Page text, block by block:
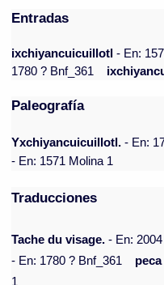
Entradas
ixchiyancuicuillotl- En:
1780 ? Bnf_361
Paleografía
Yxchiyancuicuillotl. - En:
- En: 1571 Molina 1
Traducciones
Tache du visage. - En:
- En: 1780 ? Bnf_361
1